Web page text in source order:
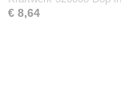
€ 8,64